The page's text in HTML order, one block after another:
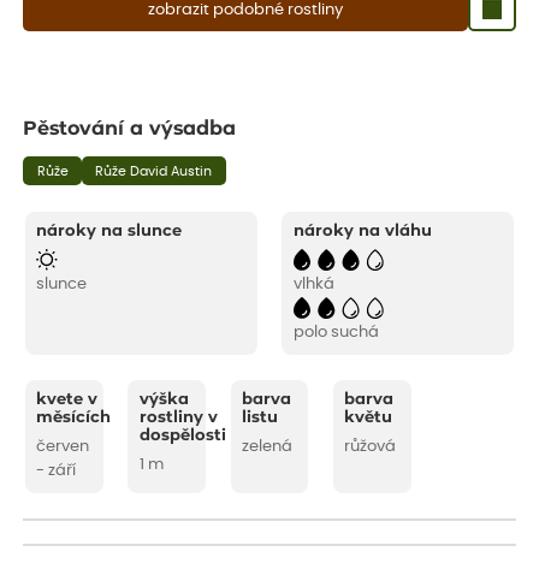
zobrazit podobné rostliny
Pěstování a výsadba
Růže Růže David Austin
nároky na slunce
slunce
nároky na vláhu
vlhká
polo suchá
kvete v
měsících
červen
- září
výška
rostliny v
dospělosti
1 m
barva
listu
zelená
barva
květu
růžová